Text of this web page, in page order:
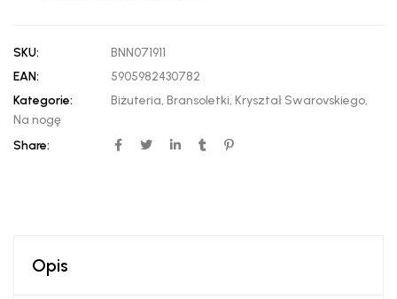
SKU:
BNN071911
EAN:
5905982430782
Kategorie:
Biżuteria, Bransoletki, Kryształ Swarovskiego,
Na nogę
Share:
Opis